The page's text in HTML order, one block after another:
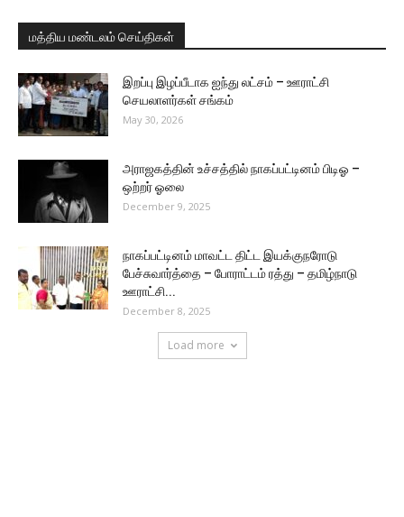
மத்திய மண்டலம் செய்திகள்
இறப்பு இழப்பீடாக ஐந்து லட்சம் – ஊராட்சி
செயலாளர்கள் சங்கம்
May 30, 2026
அராஜகத்தின் உச்சத்தில் நாகப்பட்டினம் பிடிஓ –
ஒற்றர் ஓலை
December 9, 2025
நாகப்பட்டினம் மாவட்ட திட்ட இயக்குநரோடு
பேச்சுவார்த்தை – போராட்டம் ரத்து – தமிழ்நாடு
ஊராட்சி...
December 8, 2025
Load more